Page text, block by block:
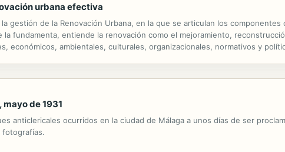
urbana efectiva
gestión de la Renovación Urbana, en la que se articulan los
la fundamenta, entiende la renovación como el mejoramiento,
económicos, ambientales, culturales, organizacionales, normativos y
de 1931
anticlericales ocurridos en la ciudad de Málaga a unos días de ser
fotografías.